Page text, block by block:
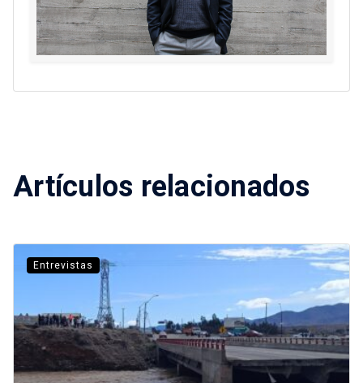
Artículos relacionados
Entrevistas